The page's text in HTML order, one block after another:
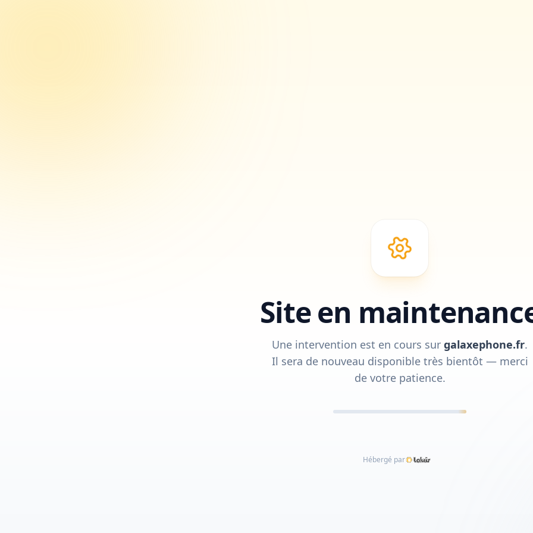
Site en
Une intervention est en cours sur galaxephone.fr.
Il sera de nouveau disponible très bientôt — merci
de votre patience.
Hébergé par